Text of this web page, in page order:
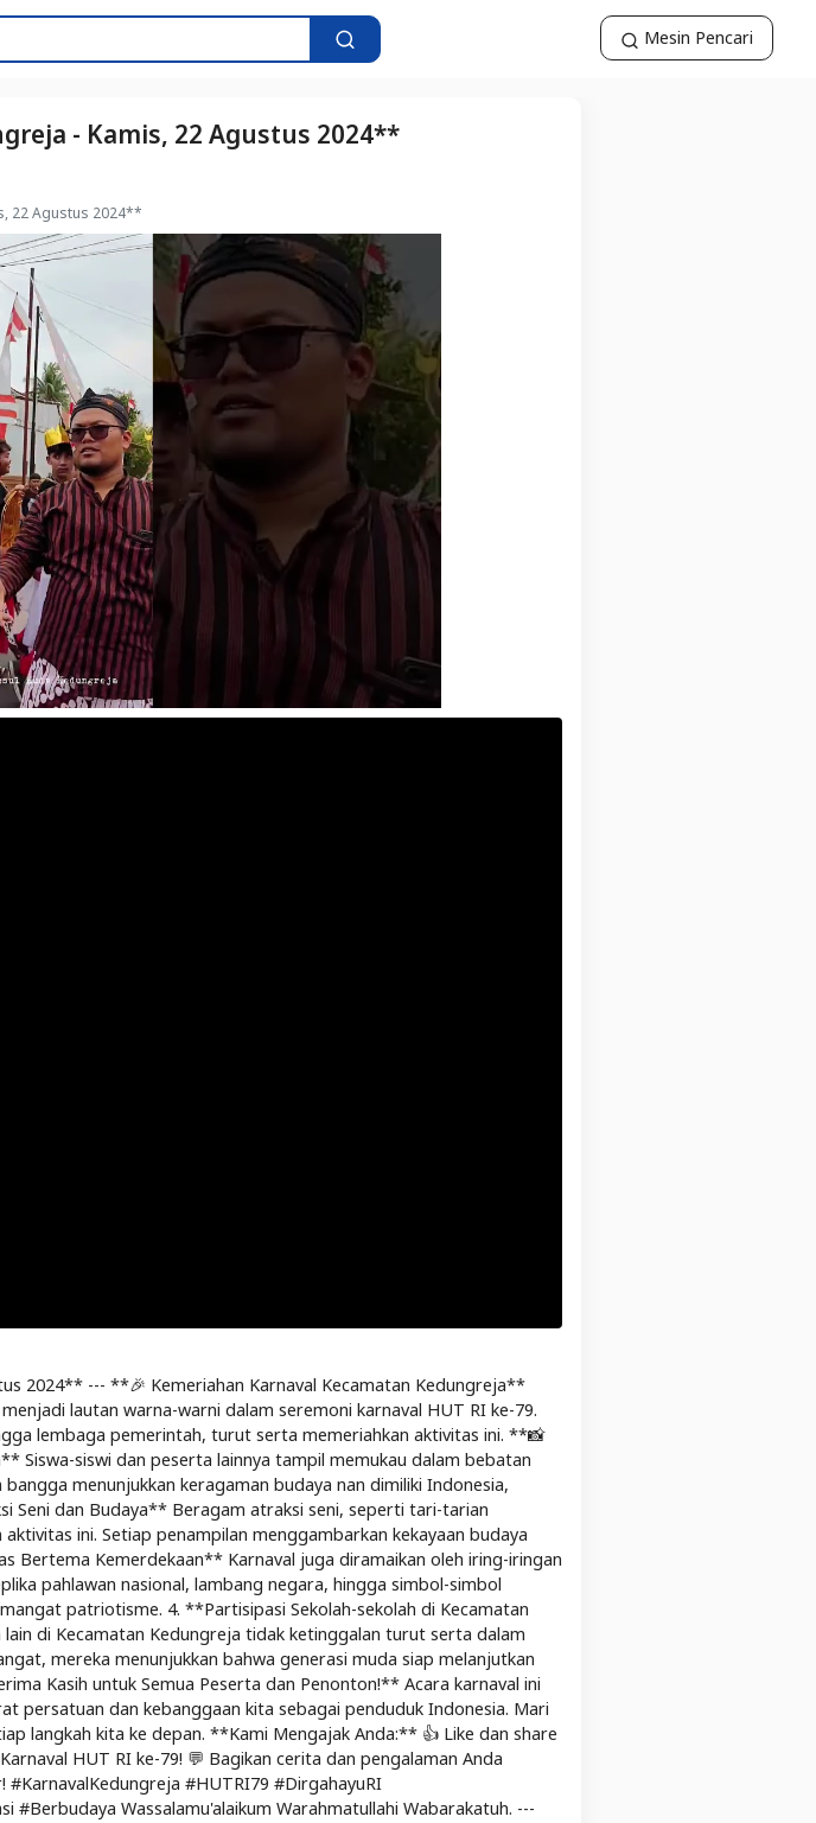
Mesin Pencari
- Kamis, 22 Agustus 2024**
22 Agustus 2024**
2024** --- **🎉 Kemeriahan Karnaval Kecamatan Kedungreja**
lautan warna-warni dalam seremoni karnaval HUT RI ke-79.
lembaga pemerintah, turut serta memeriahkan aktivitas ini. **📸
Siswa-siswi dan peserta lainnya tampil memukau dalam bebatan
menunjukkan keragaman budaya nan dimiliki Indonesia,
Seni dan Budaya** Beragam atraksi seni, seperti tari-tarian
ini. Setiap penampilan menggambarkan kekayaan budaya
Bertema Kemerdekaan** Karnaval juga diramaikan oleh iring-iringan
pahlawan nasional, lambang negara, hingga simbol-simbol
patriotisme. 4. **Partisipasi Sekolah-sekolah di Kecamatan
di Kecamatan Kedungreja tidak ketinggalan turut serta dalam
mereka menunjukkan bahwa generasi muda siap melanjutkan
Kasih untuk Semua Peserta dan Penonton!** Acara karnaval ini
persatuan dan kebanggaan kita sebagai penduduk Indonesia. Mari
langkah kita ke depan. **Kami Mengajak Anda:** 👍 Like dan share
HUT RI ke-79! 💬 Bagikan cerita dan pengalaman Anda
#KarnavalKedungreja #HUTRI79 #DirgahayuRI
Wassalamu'alaikum Warahmatullahi Wabarakatuh. ---